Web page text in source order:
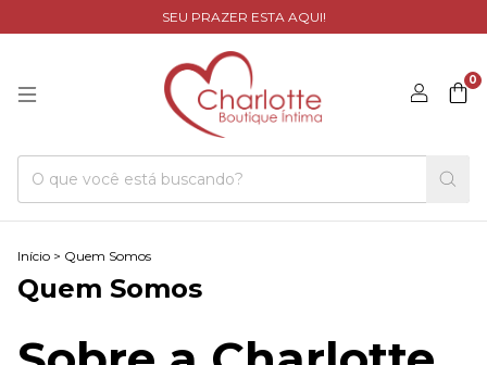
SEU PRAZER ESTA AQUI!
0
Início > Quem Somos
Quem Somos